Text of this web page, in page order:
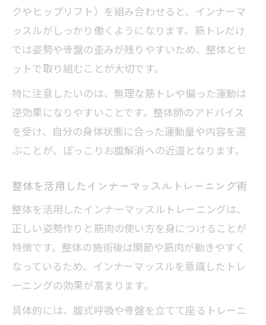
クやヒップリフト）を組み合わせると、インナーマ
ッスルがしっかり働くようになります。筋トレだけ
では姿勢や骨盤の歪みが残りやすいため、整体とセ
ットで取り組むことが大切です。
特に注意したいのは、無理な筋トレや偏った運動は
逆効果になりやすいことです。整体師のアドバイス
を受け、自分の身体状態に合った運動量や内容を選
ぶことが、ぽっこりお腹解消への近道となります。
整体を活用したインナーマッスルトレーニング術
整体を活用したインナーマッスルトレーニングは、
正しい姿勢作りと筋肉の使い方を身につけることが
特徴です。整体の施術後は関節や筋肉が動きやすく
なっているため、インナーマッスルを意識したトレ
ーニングの効果が高まります。
具体的には、腹式呼吸や骨盤を立てて座るトレーニ